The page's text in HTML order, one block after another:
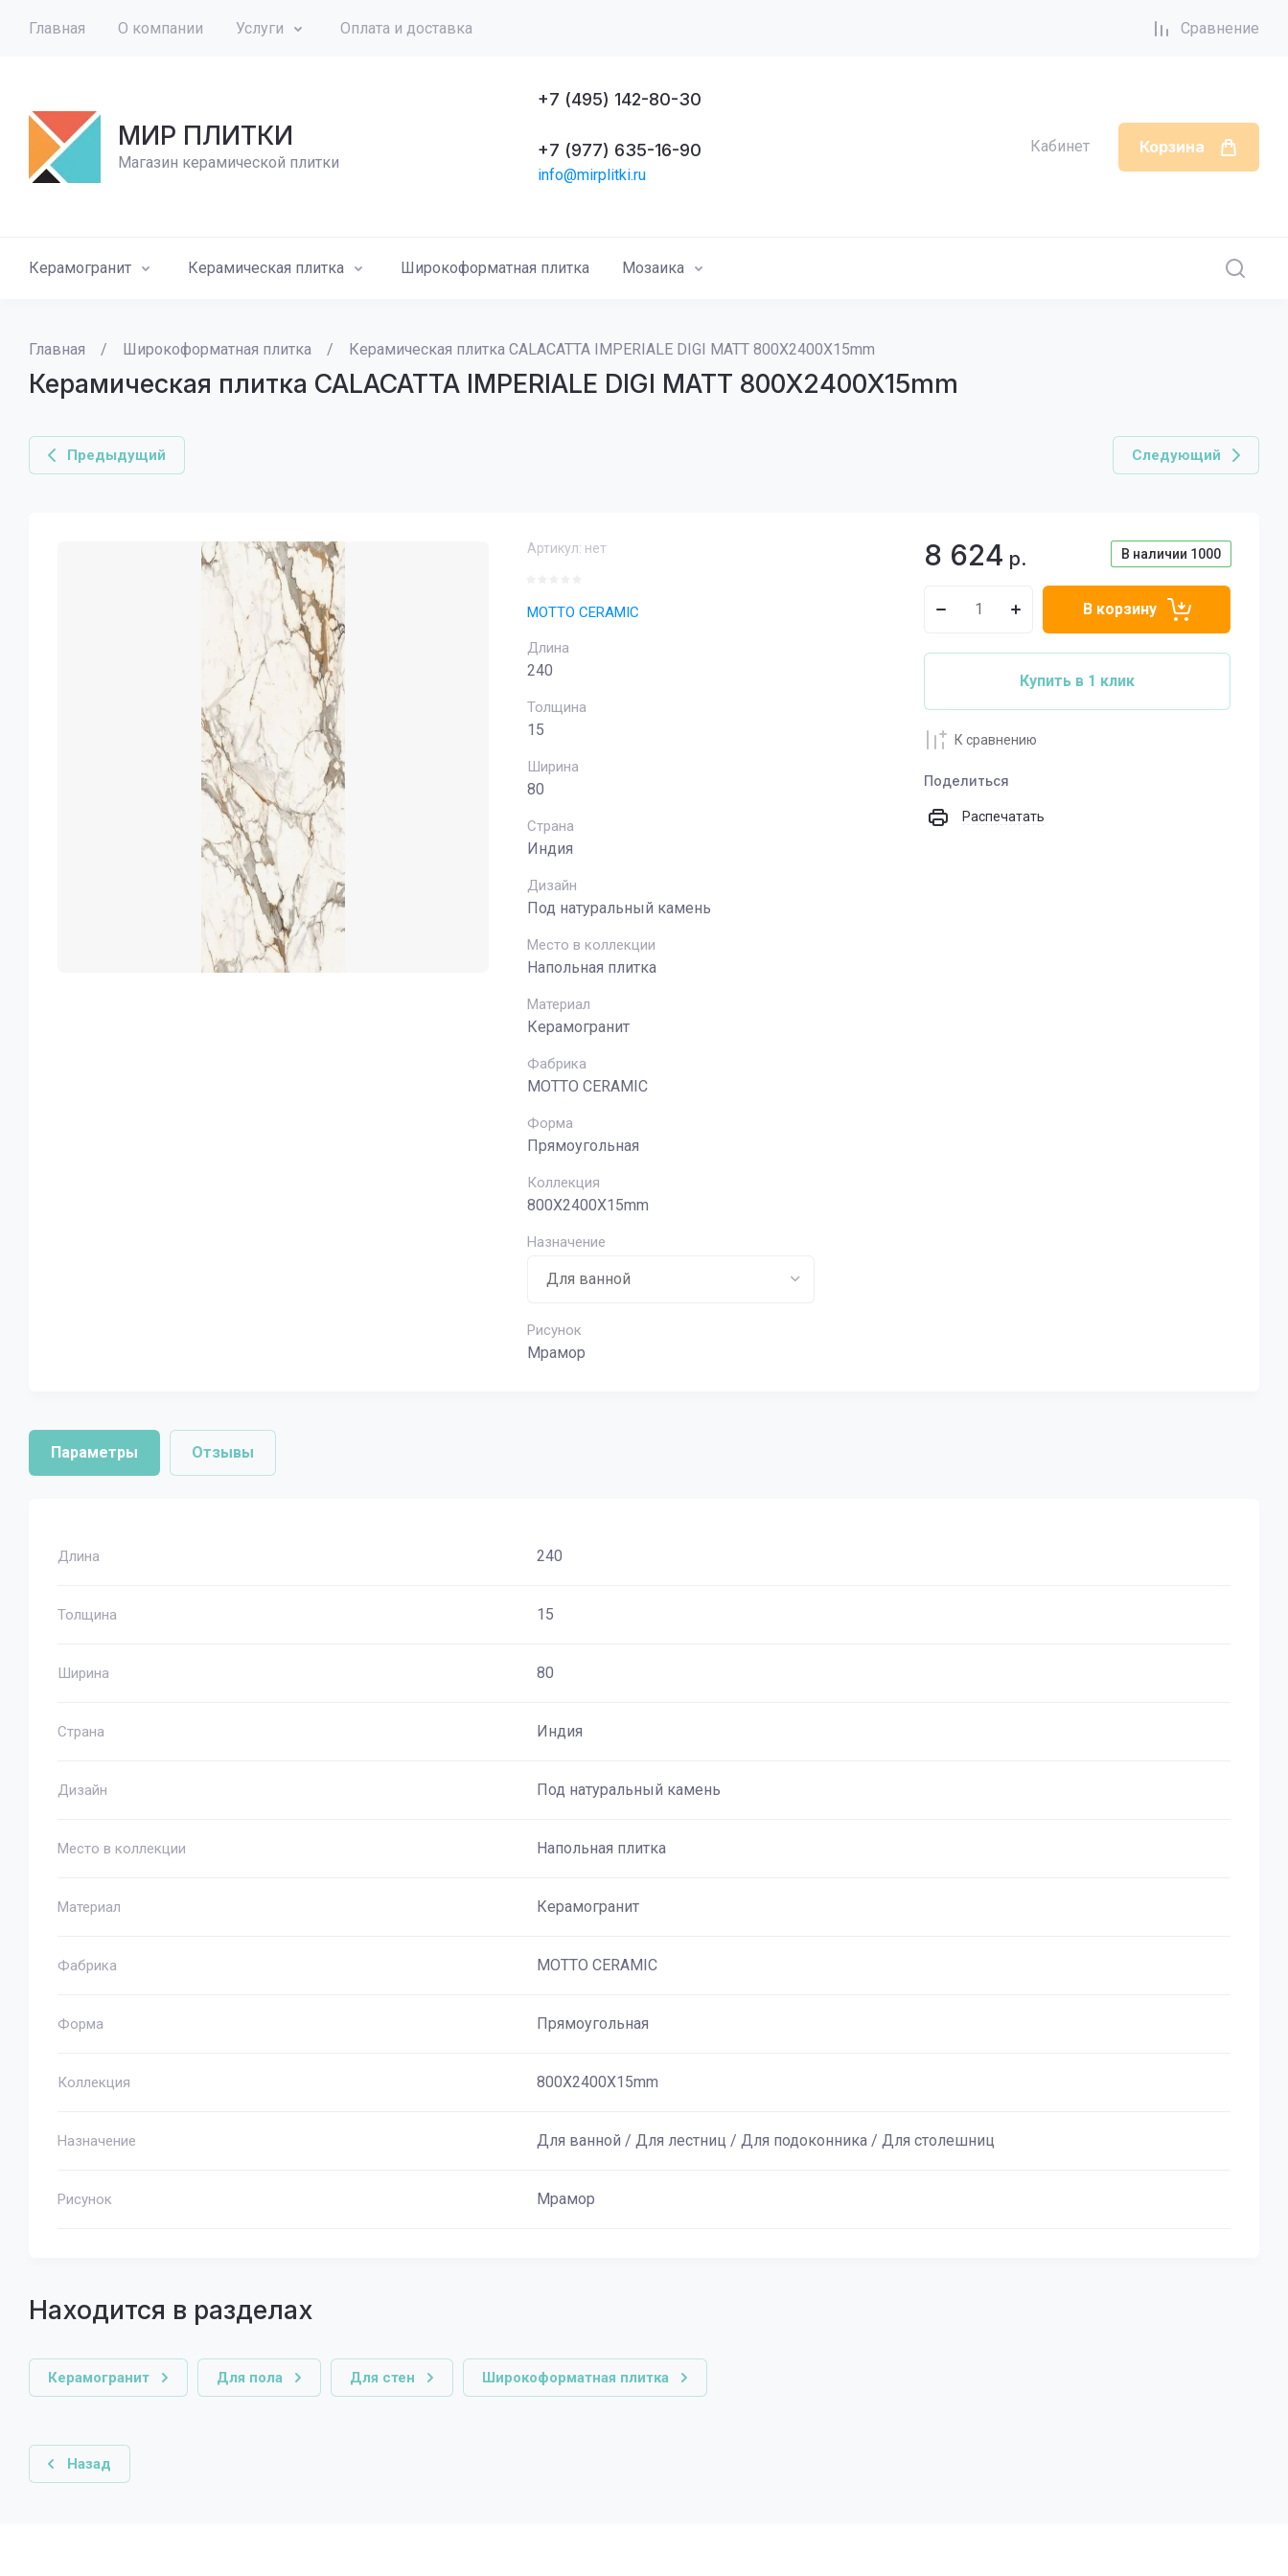
Главная О компании Услуги Оплата и доставка Сравнение
МИР ПЛИТКИ
Магазин керамической плитки
+7 (495) 142-80-30
+7 (977) 635-16-90
info@mirplitki.ru
Кабинет Корзина
Керамогранит Керамическая плитка Широкоформатная плитка Мозаика
Главная / Широкоформатная плитка / Керамическая плитка CALACATTA IMPERIALE DIGI MATT 800X2400X15mm
Керамическая плитка CALACATTA IMPERIALE DIGI MATT 800X2400X15mm
Предыдущий Следующий
Артикул: нет
MOTTO CERAMIC
Длина
240
Толщина
15
Ширина
80
Страна
Индия
Дизайн
Под натуральный камень
Место в коллекции
Напольная плитка
Материал
Керамогранит
Фабрика
MOTTO CERAMIC
Форма
Прямоугольная
Коллекция
800X2400X15mm
Назначение
Рисунок
Мрамор
В наличии 1000
8 624 р.
В корзину
Купить в 1 клик
К сравнению
Поделиться
Распечатать
Параметры Отзывы
Длина 240
Толщина 15
Ширина 80
Страна Индия
Дизайн Под натуральный камень
Место в коллекции Напольная плитка
Материал Керамогранит
Фабрика MOTTO CERAMIC
Форма Прямоугольная
Коллекция 800X2400X15mm
Назначение Для ванной / Для лестниц / Для подоконника / Для столешниц
Рисунок Мрамор
Находится в разделах
Керамогранит Для пола Для стен Широкоформатная плитка
Назад